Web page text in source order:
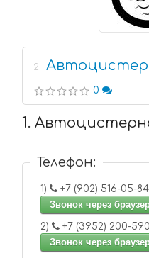
2
0
1.
Телефон:
1)
+7 (902) 516-05-84
Звонок через
2)
+7 (3952) 200-590
Звонок через